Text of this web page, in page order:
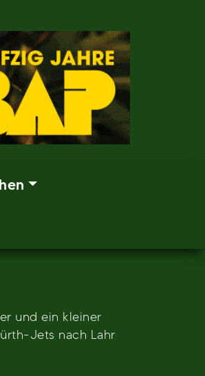
und ein kleiner
Jets nach Lahr